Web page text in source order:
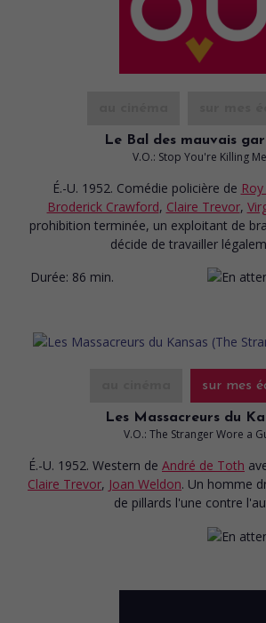
Le Bal des mauvais
V.O.: Stop You're Killing Me
É.-U. 1952. Comédie policière de
Broderick Crawford, Claire Trevor,
prohibition terminée, un exploitant de
décide de travailler
Durée: 86 min.
sur mes
Les Massacreurs du
V.O.: The Stranger Wore a
É.-U. 1952. Western de André de Toth
Claire Trevor, Joan Weldon. Un homme
de pillards l'une contre